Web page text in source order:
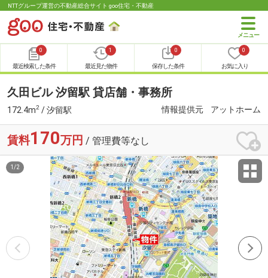
NTTグループ運営の不動産総合サイト goo住宅・不動産
0
最近検索した条件
1
最近見た物件
0
保存した条件
0
お気に入り
久田ビル 汐留駅 貸店舗・事務所
172.4m2 / 汐留駅 情報提供元 アットホーム
賃料170万円 / 管理費等なし
1 /2